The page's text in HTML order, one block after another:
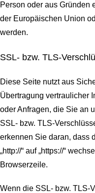
Person oder aus Gründen
der Europäischen Union
werden.
SSL- bzw. TLS-
Diese Seite nutzt aus
Übertragung vertraulicher
oder Anfragen, die Sie an
SSL- bzw. TLS-
erkennen Sie daran, dass
„http://“ auf „https://“
Browserzeile.
Wenn die SSL- bzw. TLS-